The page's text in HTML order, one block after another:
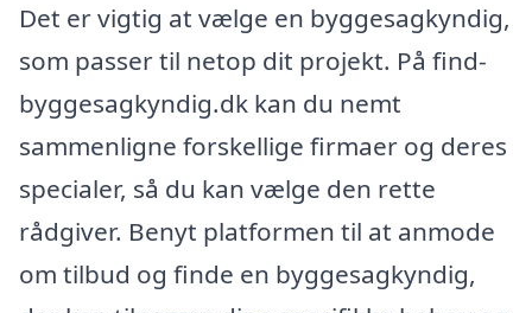
Det er vigtig at vælge en byggesagkyndig,
som passer til netop dit projekt. På find-
byggesagkyndig.dk kan du nemt
sammenligne forskellige firmaer og deres
specialer, så du kan vælge den rette
rådgiver. Benyt platformen til at anmode
om tilbud og finde en byggesagkyndig,